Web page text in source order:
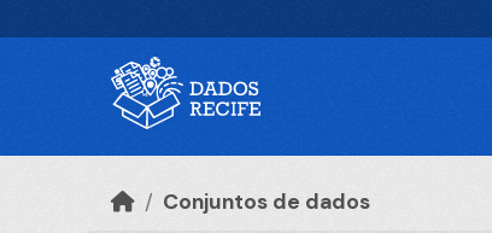
Conjuntos de dados